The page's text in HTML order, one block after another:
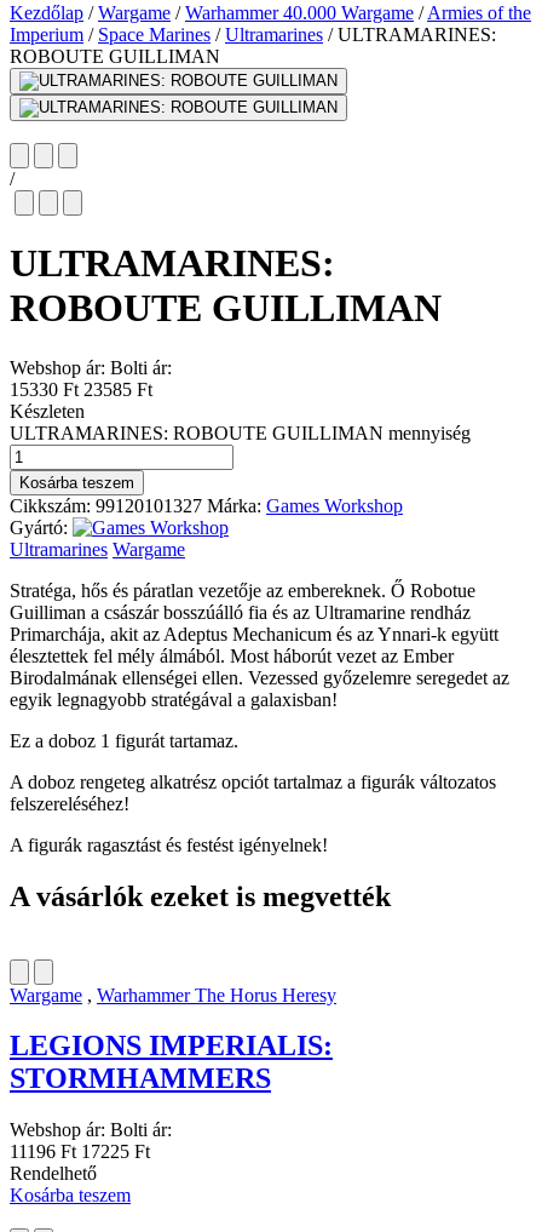
Kezdőlap / Wargame / Warhammer 40.000 Wargame / Armies of the
Imperium / Space Marines / Ultramarines /ULTRAMARINES:
ROBOUTE GUILLIMAN
/
ULTRAMARINES:
ROBOUTE GUILLIMAN
Webshop ár: Bolti ár:
15330 Ft 23585 Ft
Készleten
ULTRAMARINES: ROBOUTE GUILLIMAN mennyiség
Kosárba teszem
Cikkszám: 99120101327 Márka: Games Workshop
Gyártó:
Ultramarines Wargame
Stratéga, hős és páratlan vezetője az embereknek. Ő Robotue
Guilliman a császár bosszúálló fia és az Ultramarine rendház
Primarchája, akit az Adeptus Mechanicum és az Ynnari-k együtt
élesztettek fel mély álmából. Most háborút vezet az Ember
Birodalmának ellenségei ellen. Vezessed győzelemre seregedet az
egyik legnagyobb stratégával a galaxisban!
Ez a doboz 1 figurát tartamaz.
A doboz rengeteg alkatrész opciót tartalmaz a figurák változatos
felszereléséhez!
A figurák ragasztást és festést igényelnek!
A vásárlók ezeket is megvették
Wargame , Warhammer The Horus Heresy
LEGIONS IMPERIALIS:
STORMHAMMERS
Webshop ár: Bolti ár:
11196 Ft 17225 Ft
Rendelhető
Kosárba teszem